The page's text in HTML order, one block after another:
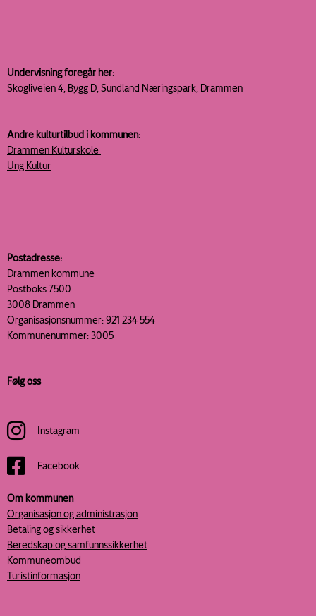
Undervisning foregår her:
Skogliveien 4, Bygg D, Sundland Næringspark, Drammen
Andre kulturtilbud i kommunen:
Drammen Kulturskole
Ung Kultur
Postadresse:
Drammen kommune
Postboks 7500
3008 Drammen
Organisasjonsnummer: 921 234 554
Kommunenummer: 3005
Følg oss
Instagram
Facebook
Om kommunen
Organisasjon og administrasjon
Betaling og sikkerhet
Beredskap og samfunnssikkerhet
Kommuneombud
Turistinformasjon